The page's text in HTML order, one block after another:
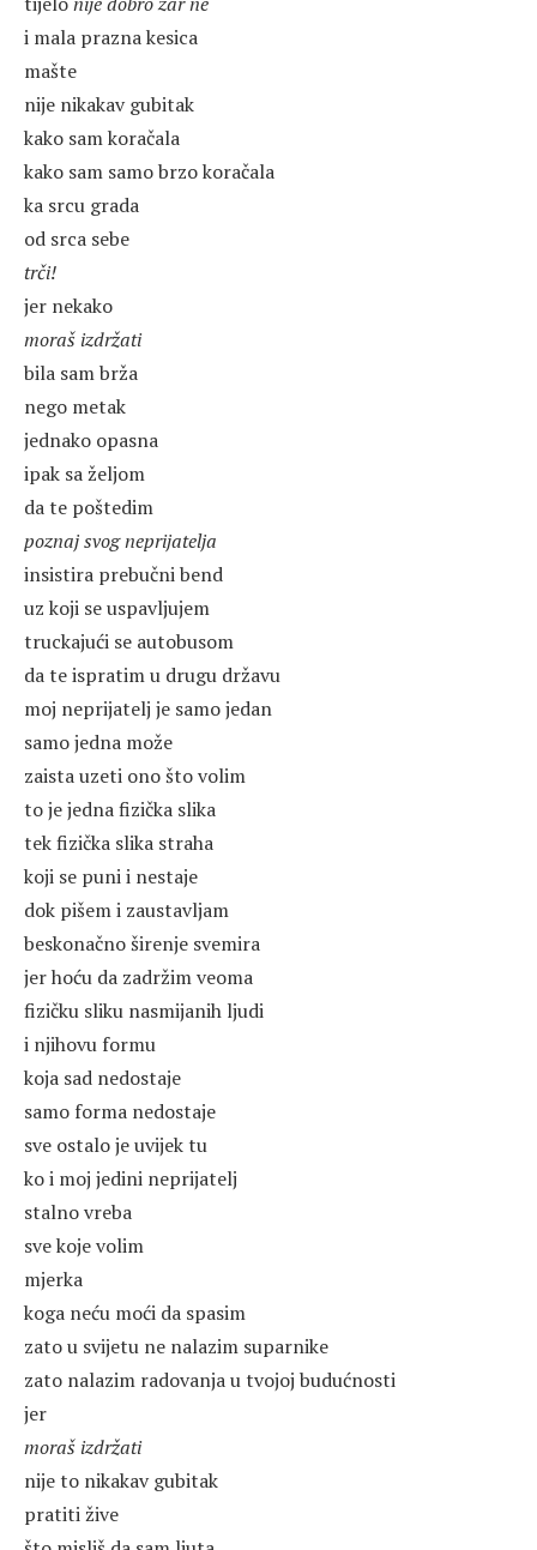
i mala prazna kesica
mašte
nije nikakav gubitak
kako sam koračala
kako sam samo brzo koračala
ka srcu grada
od srca sebe
trči!
jer nekako
moraš izdržati
bila sam brža
nego metak
jednako opasna
ipak sa željom
da te poštedim
poznaj svog neprijatelja
insistira prebučni bend
uz koji se uspavljujem
truckajući se autobusom
da te ispratim u drugu državu
moj neprijatelj je samo jedan
samo jedna može
zaista uzeti ono što volim
to je jedna fizička slika
tek fizička slika straha
koji se puni i nestaje
dok pišem i zaustavljam
beskonačno širenje svemira
jer hoću da zadržim veoma
fizičku sliku nasmijanih ljudi
i njihovu formu
koja sad nedostaje
samo forma nedostaje
sve ostalo je uvijek tu
ko i moj jedini neprijatelj
stalno vreba
sve koje volim
mjerka
koga neću moći da spasim
zato u svijetu ne nalazim suparnike
zato nalazim radovanja u tvojoj budućnosti
jer
moraš izdržati
nije to nikakav gubitak
pratiti žive